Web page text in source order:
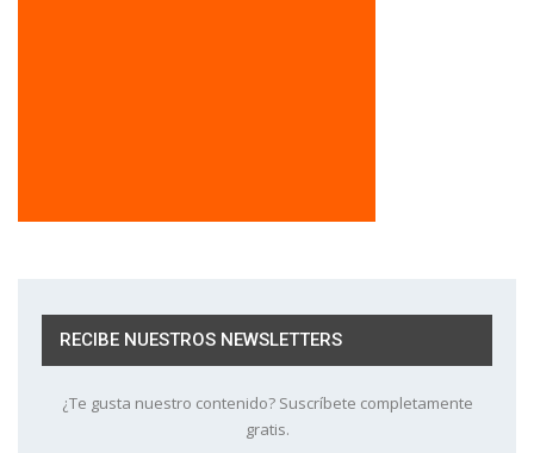
RECIBE NUESTROS NEWSLETTERS
¿Te gusta nuestro contenido? Suscríbete completamente
gratis.